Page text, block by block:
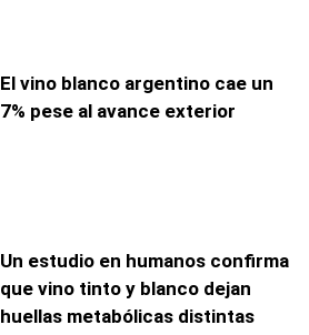
El vino blanco argentino cae un
7% pese al avance exterior
Un estudio en humanos confirma
que vino tinto y blanco dejan
huellas metabólicas distintas